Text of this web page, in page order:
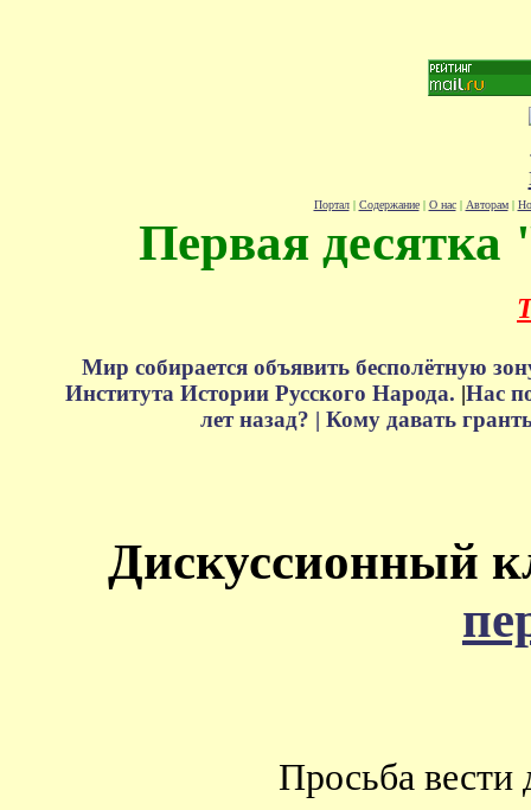
Портал| Содержание| О нас| Авторам|
Первая десятка
Мир собирается объявить бесполётную
Института Истории Русского Народа. |Нас
лет назад? | Кому давать
Дискуссионный
Просьба вести